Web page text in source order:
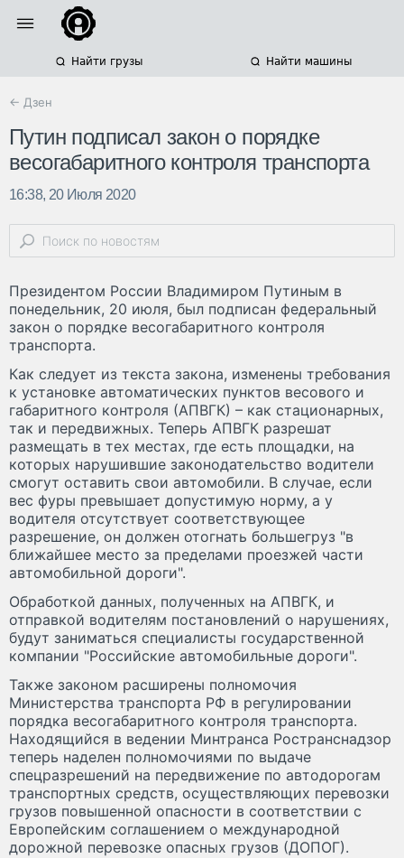
Найти грузы Найти машины
← Дзен
Путин подписал закон о порядке
весогабаритного контроля транспорта
16:38, 20 Июля 2020
Президентом России Владимиром Путиным в
понедельник, 20 июля, был подписан федеральный
закон о порядке весогабаритного контроля
транспорта.
Как следует из текста закона, изменены требования
к установке автоматических пунктов весового и
габаритного контроля (АПВГК) – как стационарных,
так и передвижных. Теперь АПВГК разрешат
размещать в тех местах, где есть площадки, на
которых нарушившие законодательство водители
смогут оставить свои автомобили. В случае, если
вес фуры превышает допустимую норму, а у
водителя отсутствует соответствующее
разрешение, он должен отогнать большегруз "в
ближайшее место за пределами проезжей части
автомобильной дороги".
Обработкой данных, полученных на АПВГК, и
отправкой водителям постановлений о нарушениях,
будут заниматься специалисты государственной
компании "Российские автомобильные дороги".
Также законом расширены полномочия
Министерства транспорта РФ в регулировании
порядка весогабаритного контроля транспорта.
Находящийся в ведении Минтранса Ространснадзор
теперь наделен полномочиями по выдаче
спецразрешений на передвижение по автодорогам
транспортных средств, осуществляющих перевозки
грузов повышенной опасности в соответствии с
Европейским соглашением о международной
дорожной перевозке опасных грузов (ДОПОГ).